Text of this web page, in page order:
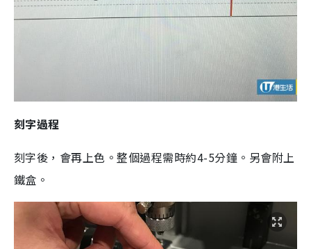
刻字過程
刻字後，會再上色。整個過程需時約4-5分鐘。另會附上
鐵盒。